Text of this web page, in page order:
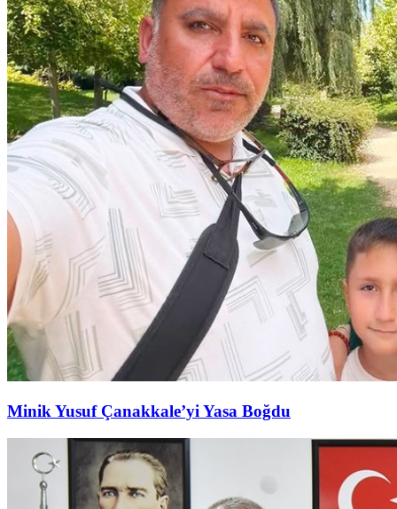
Minik Yusuf Çanakkale’yi Yasa Boğdu